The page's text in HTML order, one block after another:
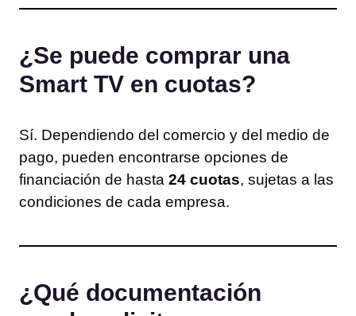
¿Se puede comprar una
Smart TV en cuotas?
Sí. Dependiendo del comercio y del medio de
pago, pueden encontrarse opciones de
financiación de hasta 24 cuotas, sujetas a las
condiciones de cada empresa.
¿Qué documentación